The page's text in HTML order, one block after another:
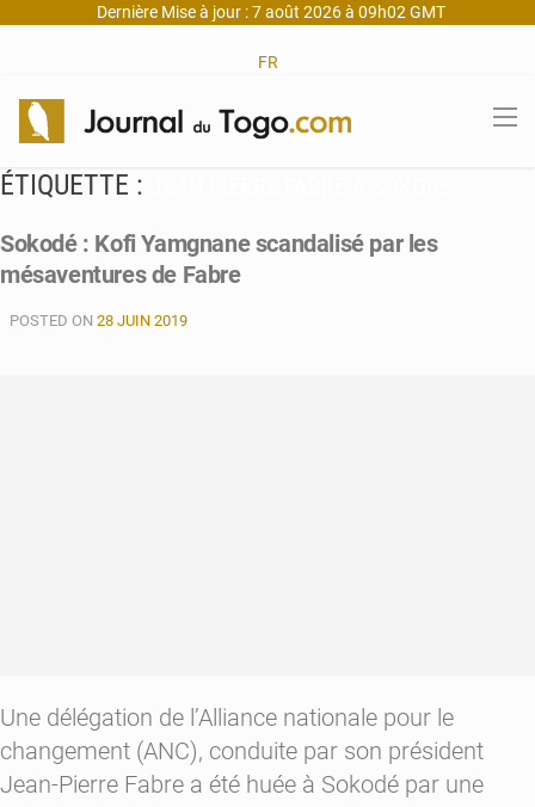
Dernière Mise à jour : 7 août 2026 à 09h02 GMT
FR
ÉTIQUETTE :
Sokodé : Kofi Yamgnane scandalisé par les
mésaventures de Fabre
POSTED ON 28 JUIN 2019
Une délégation de l’Alliance nationale pour le
changement (ANC), conduite par son président
Jean-Pierre Fabre a été huée à Sokodé par une